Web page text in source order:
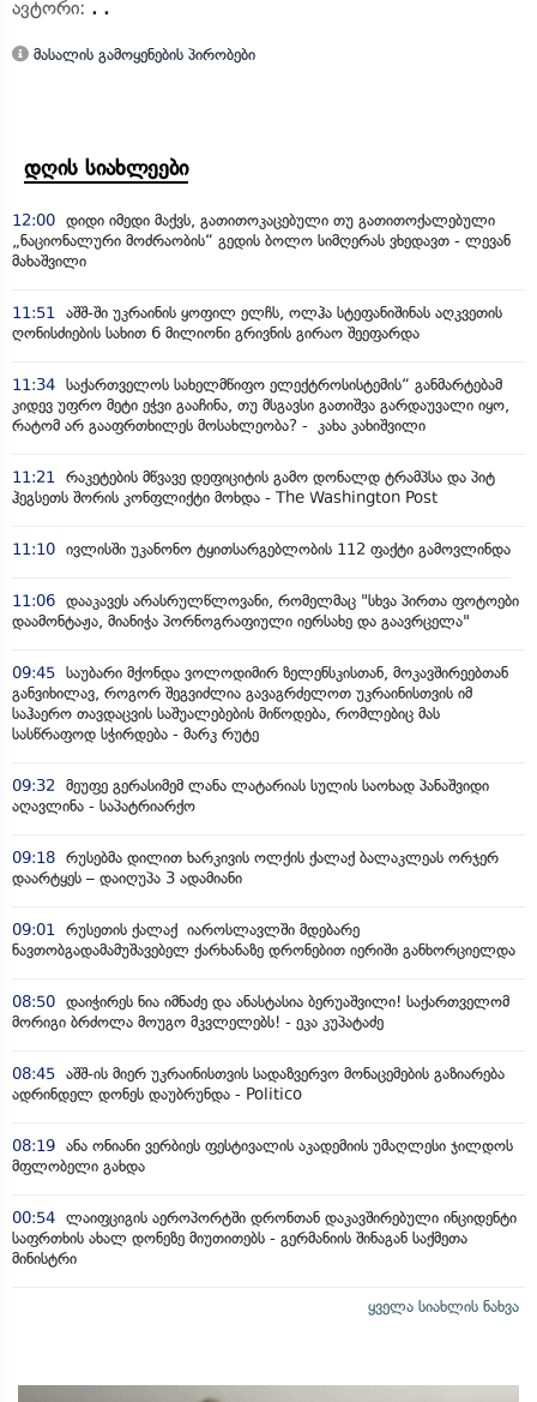
ავტორი: . .
მასალის გამოყენების პირობები
დღის სიახლეები
12:00 დიდი იმედი მაქვს, გათითოკაცებული თუ გათითოქალებული
„ნაციონალური მოძრაობის“ გედის ბოლო სიმღერას ვხედავთ - ლევან
მახაშვილი
11:51 აშშ-ში უკრაინის ყოფილ ელჩს, ოლჰა სტეფანიშინას აღკვეთის
ღონისძიების სახით 6 მილიონი გრივნის გირაო შეეფარდა
11:34 საქართველოს სახელმწიფო ელექტროსისტემის“ განმარტებამ
კიდევ უფრო მეტი ეჭვი გააჩინა, თუ მსგავსი გათიშვა გარდაუვალი იყო,
რატომ არ გააფრთხილეს მოსახლეობა? - კახა კახიშვილი
11:21 რაკეტების მწვავე დეფიციტის გამო დონალდ ტრამპსა და პიტ
ჰეგსეთს შორის კონფლიქტი მოხდა - The Washington Post
11:10 ივლისში უკანონო ტყითსარგებლობის 112 ფაქტი გამოვლინდა
11:06 დააკავეს არასრულწლოვანი, რომელმაც "სხვა პირთა ფოტოები
დაამონტაჟა, მიანიჭა პორნოგრაფიული იერსახე და გაავრცელა"
09:45 საუბარი მქონდა ვოლოდიმირ ზელენსკისთან, მოკავშირეებთან
განვიხილავ, როგორ შეგვიძლია გავაგრძელოთ უკრაინისთვის იმ
საჰაერო თავდაცვის საშუალებების მიწოდება, რომლებიც მას
სასწრაფოდ სჭირდება - მარკ რუტე
09:32 მეუფე გერასიმემ ლანა ლატარიას სულის საოხად პანაშვიდი
აღავლინა - საპატრიარქო
09:18 რუსებმა დილით ხარკივის ოლქის ქალაქ ბალაკლეას ორჯერ
დაარტყეს – დაიღუპა 3 ადამიანი
09:01 რუსეთის ქალაქ იაროსლავლში მდებარე
ნავთობგადამამუშავებელ ქარხანაზე დრონებით იერიში განხორციელდა
08:50 დაიჭირეს ნია იმნაძე და ანასტასია ბერუაშვილი! საქართველომ
მორიგი ბრძოლა მოუგო მკვლელებს! - ეკა კუპატაძე
08:45 აშშ-ის მიერ უკრაინისთვის სადაზვერვო მონაცემების გაზიარება
ადრინდელ დონეს დაუბრუნდა - Politico
08:19 ანა ონიანი ვერბიეს ფესტივალის აკადემიის უმაღლესი ჯილდოს
მფლობელი გახდა
00:54 ლაიფციგის აეროპორტში დრონთან დაკავშირებული ინციდენტი
საფრთხის ახალ დონეზე მიუთითებს - გერმანიის შინაგან საქმეთა
მინისტრი
ყველა სიახლის ნახვა